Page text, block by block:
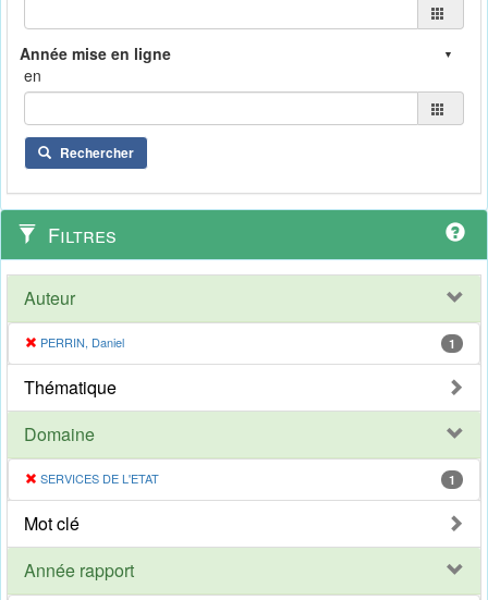
en
Rechercher
Filtres
Auteur
PERRIN, Daniel 1
Thématique
Domaine
SERVICES DE L'ETAT 1
Mot clé
Année rapport